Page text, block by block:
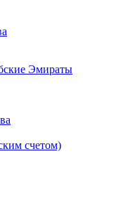
Эмираты
счетом)